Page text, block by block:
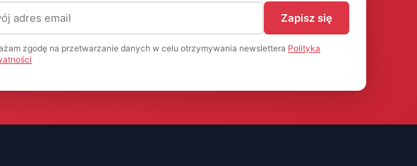
email (wymagany)
Zapisz się
zgodę na przetwarzanie danych w celu otrzymywania newslettera Polityka